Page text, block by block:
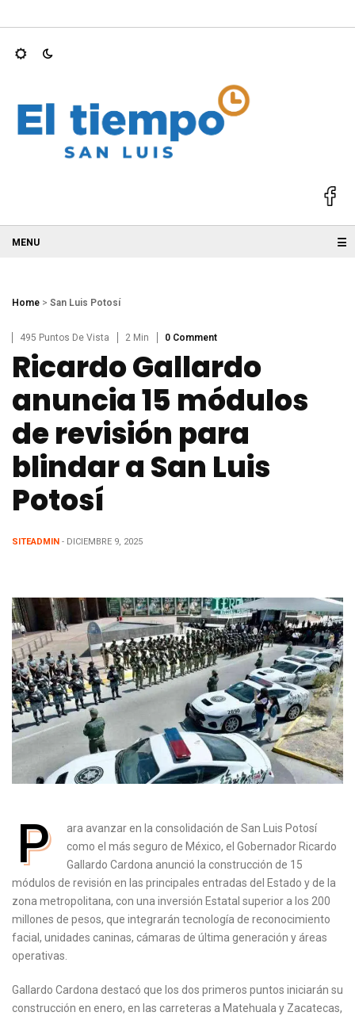
☰
Home > San Luis Potosí
495 Puntos De Vista 2 Min 0 Comment
Ricardo Gallardo
anuncia 15 módulos
de revisión para
blindar a San Luis
Potosí
SITEADMIN - DICIEMBRE 9, 2025
P
ara avanzar en la consolidación de San Luis Potosí
como el más seguro de México, el Gobernador Ricardo
Gallardo Cardona anunció la construcción de 15
módulos de revisión en las principales entradas del Estado y de la
zona metropolitana, con una inversión Estatal superior a los 200
millones de pesos, que integrarán tecnología de reconocimiento
facial, unidades caninas, cámaras de última generación y áreas
operativas.
Gallardo Cardona destacó que los dos primeros puntos iniciarán su
construcción en enero, en las carreteras a Matehuala y Zacatecas,